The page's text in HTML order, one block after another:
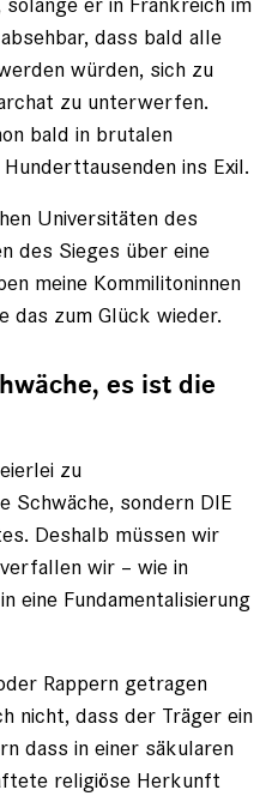
dass bald alle
würden, sich zu
zu unterwerfen.
bald in brutalen
ins Exil.
Universitäten des
des Sieges über eine
meine Kommi­litoninnen
das zum Glück wieder.
es ist die
zu
Schwäche, sondern DIE
Deshalb müssen wir
wir – wie in
eine Fundamentalisierung
Rappern getragen
nicht, dass der Träger ein
dass in einer säkularen
religiöse Herkunft